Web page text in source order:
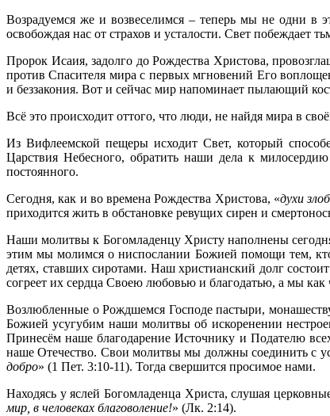
Возрадуемся же и возвеселимся – теперь мы не одни в
освобождая нас от страхов и усталости. Свет побеждает
Пророк Исаия, задолго до Рождества Христова,
против Спасителя мира с первых мгновений Его
и беззакония. Вот и сейчас мир напоминает пылающий
Всё это происходит оттого, что люди, не найдя мира в
Из Вифлеемской пещеры исходит Свет, который
Царствия Небесного, обратить наши дела к
постоянного.
Сегодня, как и во времена Рождества Христова, «духи
приходится жить в обстановке ревущих сирен и
Наши молитвы к Богомладенцу Христу наполнены
этим мы молимся о ниспослании Божией помощи тем,
детях, ставших сиротами. Наш христианский долг
согреет их сердца Своею любовью и благодатью, а мы
Возлюбленные о Рождшемся Господе пастыри,
Божией усугубим наши молитвы об искоренении
Принесём наше благодарение Источнику и Подателю
наше Отечество. Свои молитвы мы должны соединить с
добро» (1 Пет. 3:10-11). Тогда свершится просимое нами.
Находясь у яслей Богомладенца Христа, слушая
мир, в человеках благоволение!» (Лк. 2:14).